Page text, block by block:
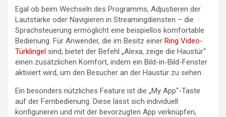
Egal ob beim Wechseln des Programms, Adjustieren der
Lautstärke oder Navigieren in Streamingdiensten – die
Sprachsteuerung ermöglicht eine beispiellos komfortable
Bedienung. Für Anwender, die im Besitz einer Ring Video-
Türklingel sind, bietet der Befehl „Alexa, zeige die Haustür“
einen zusätzlichen Komfort, indem ein Bild-in-Bild-Fenster
aktiviert wird, um den Besucher an der Haustür zu sehen.
Ein besonders nützliches Feature ist die „My App“-Taste
auf der Fernbedienung. Diese lässt sich individuell
konfigurieren und mit der bevorzugten App verknüpfen,